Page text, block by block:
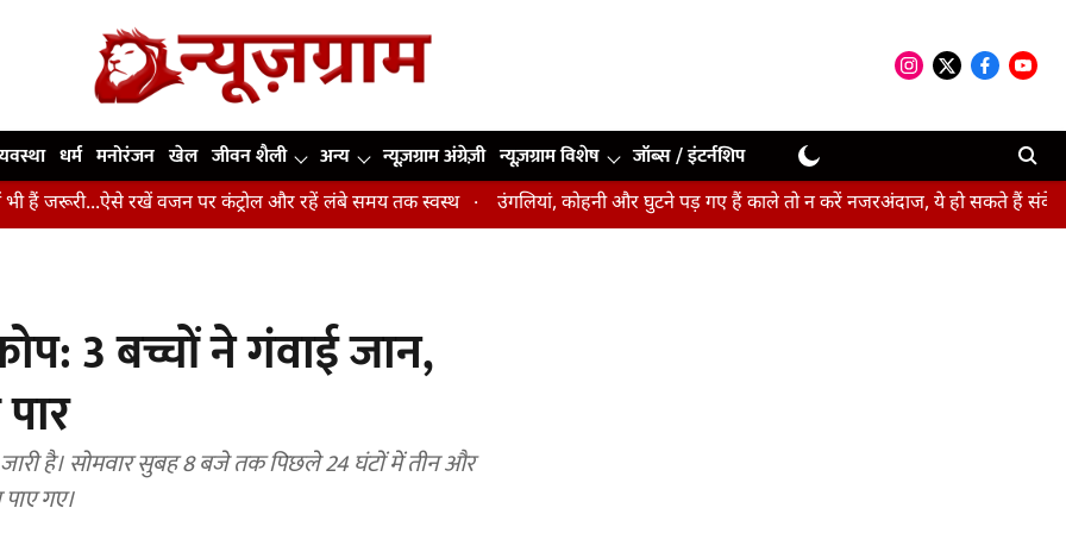
धर्म मनोरंजन खेल जीवन शैली अन्य न्यूज़ग्राम अंग्रेज़ी न्यूज़ग्राम विशेष जॉब्स / इंटर्नशिप
रखें वजन पर कंट्रोल और रहें लंबे समय तक स्वस्थ उंगलियां, कोहनी और घुटने पड़ गए हैं काले तो न करें नजरअंदाज, ये हो सकते हैं संकेत
3 बच्चों ने गंवाई जान,
है। सोमवार सुबह 8 बजे तक पिछले 24 घंटों में तीन और
गए।